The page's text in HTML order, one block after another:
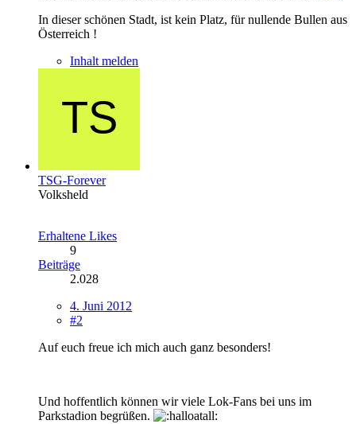
In dieser schönen Stadt, ist kein Platz, für nullende Bullen aus
Österreich !
Inhalt melden
TSG-Forever
Volksheld
Erhaltene Likes
9
Beiträge
2.028
4. Juni 2012
#2
Auf euch freue ich mich auch ganz besonders!
Und hoffentlich können wir viele Lok-Fans bei uns im
Parkstadion begrüßen.